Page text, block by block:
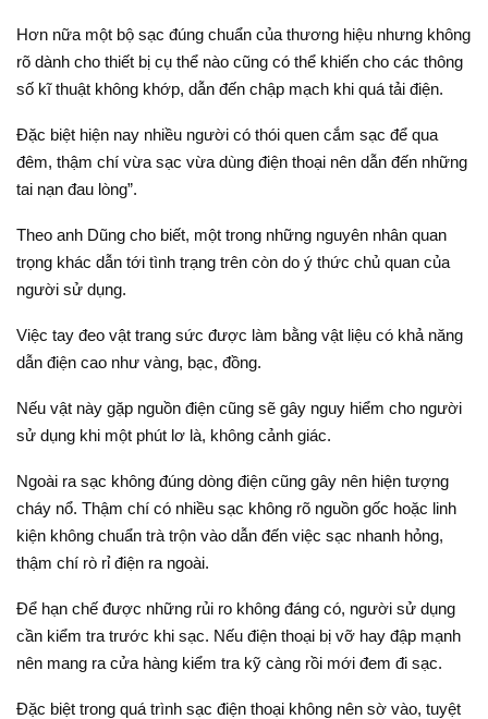
Hơn nữa một bộ sạc đúng chuẩn của thương hiệu nhưng không
rõ dành cho thiết bị cụ thể nào cũng có thể khiến cho các thông
số kĩ thuật không khớp, dẫn đến chập mạch khi quá tải điện.
Đặc biệt hiện nay nhiều người có thói quen cắm sạc để qua
đêm, thậm chí vừa sạc vừa dùng điện thoại nên dẫn đến những
tai nạn đau lòng”.
Theo anh Dũng cho biết, một trong những nguyên nhân quan
trọng khác dẫn tới tình trạng trên còn do ý thức chủ quan của
người sử dụng.
Việc tay đeo vật trang sức được làm bằng vật liệu có khả năng
dẫn điện cao như vàng, bạc, đồng.
Nếu vật này gặp nguồn điện cũng sẽ gây nguy hiểm cho người
sử dụng khi một phút lơ là, không cảnh giác.
Ngoài ra sạc không đúng dòng điện cũng gây nên hiện tượng
cháy nổ. Thậm chí có nhiều sạc không rõ nguồn gốc hoặc linh
kiện không chuẩn trà trộn vào dẫn đến việc sạc nhanh hỏng,
thậm chí rò rỉ điện ra ngoài.
Để hạn chế được những rủi ro không đáng có, người sử dụng
cần kiểm tra trước khi sạc. Nếu điện thoại bị vỡ hay đập mạnh
nên mang ra cửa hàng kiểm tra kỹ càng rồi mới đem đi sạc.
Đặc biệt trong quá trình sạc điện thoại không nên sờ vào, tuyệt